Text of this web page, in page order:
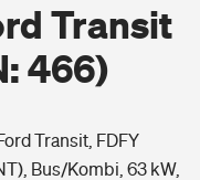
Transit
466)
Transit, FDFY
Bus/Kombi, 63 kW,